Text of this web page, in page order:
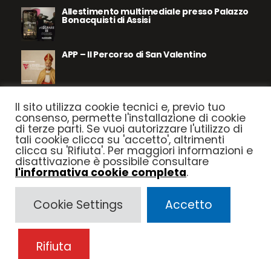
Allestimento multimediale presso Palazzo
Bonacquisti di Assisi
APP – Il Percorso di San Valentino
Parco le Dune del Mediterraneo
Seguici su
Il sito utilizza cookie tecnici e, previo tuo
consenso, permette l'installazione di cookie
di terze parti. Se vuoi autorizzare l'utilizzo di
tali cookie clicca su 'accetto', altrimenti
clicca su 'Rifiuta'. Per maggiori informazioni e
disattivazione è possibile consultare
l'informativa cookie completa.
Cookie Settings Accetto
Rifiuta